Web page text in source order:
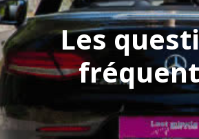
Les